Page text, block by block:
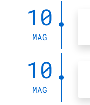
10
MAG
10
MAG